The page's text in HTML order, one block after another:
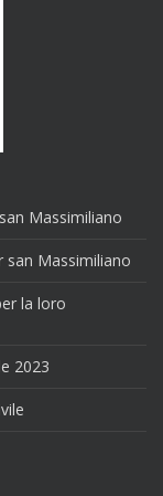
Massimiliano
san Massimiliano
la loro
2023